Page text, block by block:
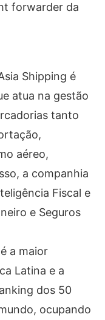
forwarder da
Shipping é
atua na gestão
tanto
aéreo,
a companhia
Fiscal e
e Seguros
a maior
Latina e a
dos 50
ocupando